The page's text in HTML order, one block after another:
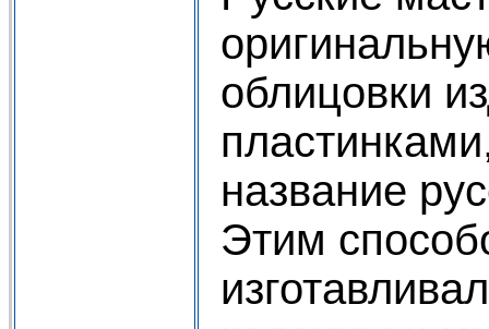
облицовки
название
Этим